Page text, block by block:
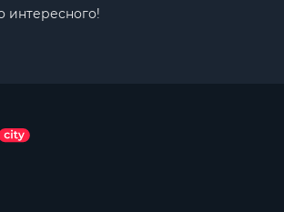
интересного!